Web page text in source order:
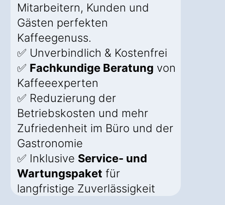
Mitarbeitern, Kunden und
Gästen perfekten
Kaffeegenuss.
✅ Unverbindlich & Kostenfrei
✅ Fachkundige Beratung von
Kaffeeexperten
✅ Reduzierung der
Betriebskosten und mehr
Zufriedenheit im Büro und der
Gastronomie
✅ Inklusive Service- und
Wartungspaket für
langfristige Zuverlässigkeit